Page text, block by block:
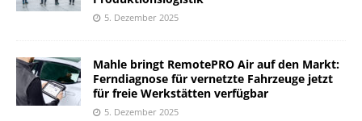
5. Dezember 2025
Mahle bringt RemotePRO Air auf den Markt:
Ferndiagnose für vernetzte Fahrzeuge jetzt
für freie Werkstätten verfügbar
5. Dezember 2025